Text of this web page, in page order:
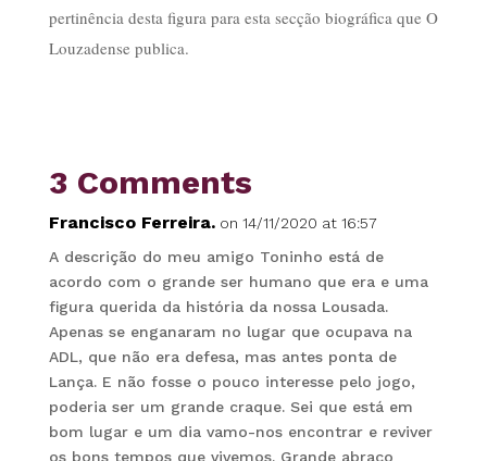
pertinência desta figura para esta secção biográfica que O
Louzadense publica.
3 Comments
Francisco Ferreira. on 14/11/2020 at 16:57
A descrição do meu amigo Toninho está de
acordo com o grande ser humano que era e uma
figura querida da história da nossa Lousada.
Apenas se enganaram no lugar que ocupava na
ADL, que não era defesa, mas antes ponta de
Lança. E não fosse o pouco interesse pelo jogo,
poderia ser um grande craque. Sei que está em
bom lugar e um dia vamo-nos encontrar e reviver
os bons tempos que vivemos. Grande abraço